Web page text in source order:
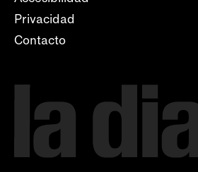
Privacidad
Contacto